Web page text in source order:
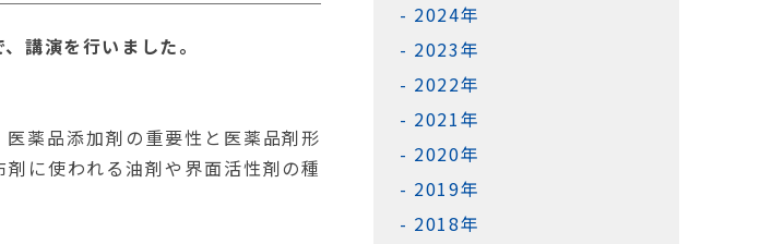
講演を行いました。
薬品添加剤の重要性と医薬品剤形
に使われる油剤や界面活性剤の種
2024年
2023年
2022年
2021年
2020年
2019年
2018年